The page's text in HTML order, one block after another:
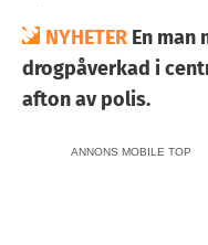
NYHETER En man
drogpåverkad i
afton av polis.
ANNONS MOBILE TOP